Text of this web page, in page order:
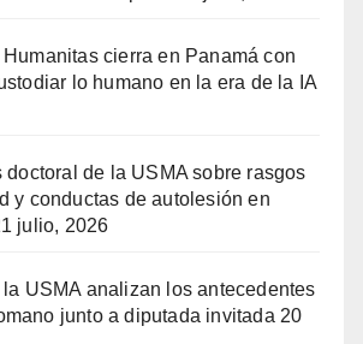
cierra en Panamá con
lo humano en la era de la IA
doctoral de la USMA sobre rasgos
y conductas de autolesión en
julio, 2026
USMA analizan los antecedentes
junto a diputada invitada 20